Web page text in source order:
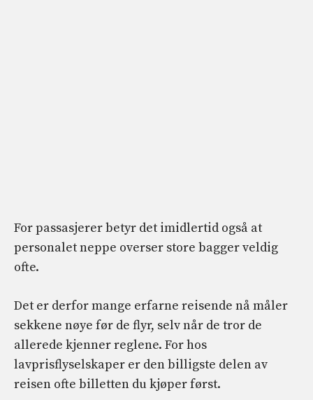
For passasjerer betyr det imidlertid også at
personalet neppe overser store bagger veldig
ofte.
Det er derfor mange erfarne reisende nå måler
sekkene nøye før de flyr, selv når de tror de
allerede kjenner reglene. For hos
lavprisflyselskaper er den billigste delen av
reisen ofte billetten du kjøper først.